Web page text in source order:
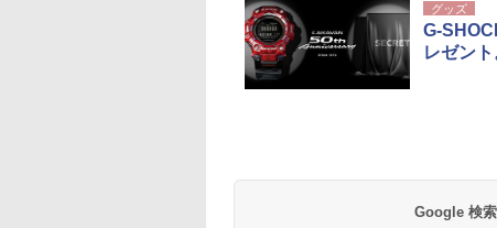
グッズ
G-
レゼン
Google 検